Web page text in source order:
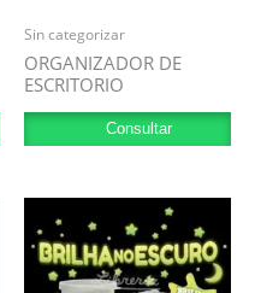
Sin categorizar
ORGANIZADOR DE
ESCRITORIO
Consultar